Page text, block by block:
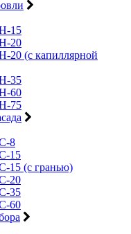
15
20
20 (с капиллярной
35
60
75
8
15
15 (с гранью)
20
35
60